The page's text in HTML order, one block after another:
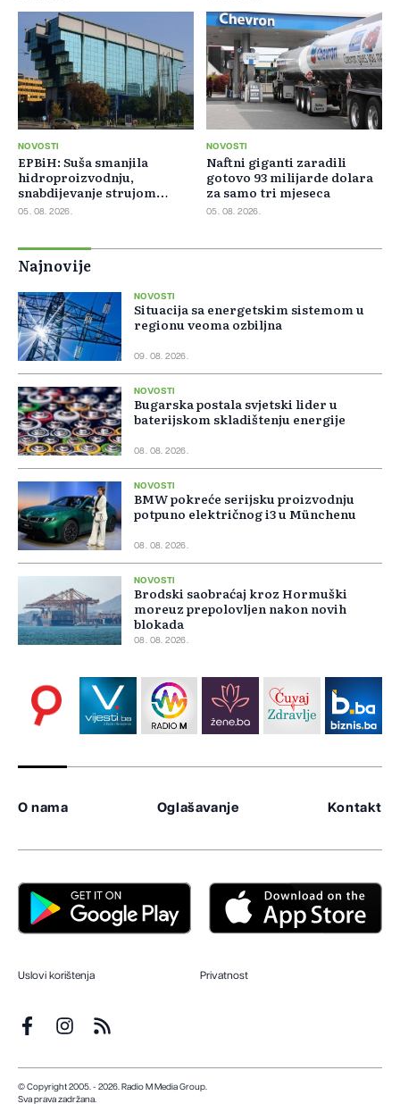
NOVOSTI
EPBiH: Suša smanjila
hidroproizvodnju,
snabdijevanje strujom
ostaje stabilno
05. 08. 2026.
NOVOSTI
Naftni giganti zaradili
gotovo 93 milijarde dolara
za samo tri mjeseca
05. 08. 2026.
Najnovije
NOVOSTI
Situacija sa energetskim sistemom u
regionu veoma ozbiljna
09. 08. 2026.
NOVOSTI
Bugarska postala svjetski lider u
baterijskom skladištenju energije
08. 08. 2026.
NOVOSTI
BMW pokreće serijsku proizvodnju
potpuno električnog i3 u Münchenu
08. 08. 2026.
NOVOSTI
Brodski saobraćaj kroz Hormuški
moreuz prepolovljen nakon novih
blokada
08. 08. 2026.
O nama Oglašavanje Kontakt
Uslovi korištenja Privatnost
© Copyright 2005. - 2026. Radio M Media Group.
Sva prava zadržana.